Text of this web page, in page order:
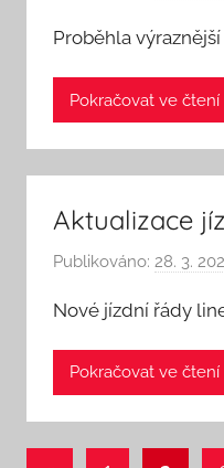
Proběhla
Pokračovat ve čtení
Aktualizace
Publikováno: 28. 3.
Nové jízdní řády
Pokračovat ve čtení